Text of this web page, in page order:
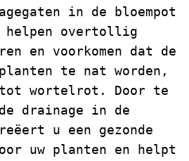
in de bloempot
helpen overtollig
en voorkomen dat de
te nat worden,
wortelrot. Door te
drainage in de
u een gezonde
uw planten en helpt